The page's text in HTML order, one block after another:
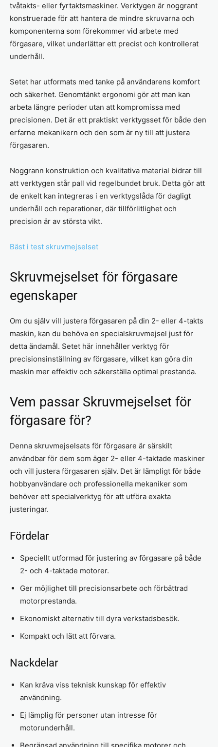
tvåtakts- eller fyrtaktsmaskiner. Verktygen är noggrant
konstruerade för att hantera de mindre skruvarna och
komponenterna som förekommer vid arbete med
förgasare, vilket underlättar ett precist och kontrollerat
underhåll.
Setet har utformats med tanke på användarens komfort
och säkerhet. Genomtänkt ergonomi gör att man kan
arbeta längre perioder utan att kompromissa med
precisionen. Det är ett praktiskt verktygsset för både den
erfarne mekanikern och den som är ny till att justera
förgasaren.
Noggrann konstruktion och kvalitativa material bidrar till
att verktygen står pall vid regelbundet bruk. Detta gör att
de enkelt kan integreras i en verktygslåda för dagligt
underhåll och reparationer, där tillförlitlighet och
precision är av största vikt.
Bäst i test skruvmejselset
Skruvmejselset för förgasare
egenskaper
Om du själv vill justera förgasaren på din 2- eller 4-takts
maskin, kan du behöva en specialskruvmejsel just för
detta ändamål. Setet här innehåller verktyg för
precisionsinställning av förgasare, vilket kan göra din
maskin mer effektiv och säkerställa optimal prestanda.
Vem passar Skruvmejselset för
förgasare för?
Denna skruvmejselsats för förgasare är särskilt
användbar för dem som äger 2- eller 4-taktade maskiner
och vill justera förgasaren själv. Det är lämpligt för både
hobbyanvändare och professionella mekaniker som
behöver ett specialverktyg för att utföra exakta
justeringar.
Fördelar
Speciellt utformad för justering av förgasare på både
2- och 4-taktade motorer.
Ger möjlighet till precisionsarbete och förbättrad
motorprestanda.
Ekonomiskt alternativ till dyra verkstadsbesök.
Kompakt och lätt att förvara.
Nackdelar
Kan kräva viss teknisk kunskap för effektiv
användning.
Ej lämplig för personer utan intresse för
motorunderhåll.